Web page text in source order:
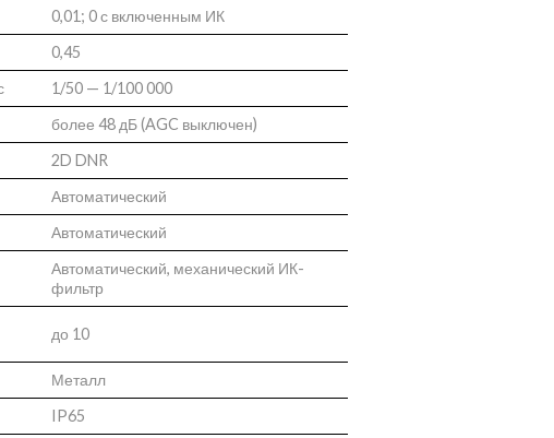
0,01; 0 с включенным ИК
0,45
1/50 — 1/100 000
более 48 дБ (AGC выключен)
2D DNR
Автоматический
Автоматический
Автоматический, механический ИК-
фильтр
до 10
Металл
IP65